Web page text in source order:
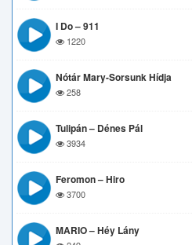
I Do – 911
1220
Nótár Mary-Sorsunk Hídja
258
Tulipán – Dénes Pál
3934
Feromon – Hiro
3700
MARIO – Héy Lány